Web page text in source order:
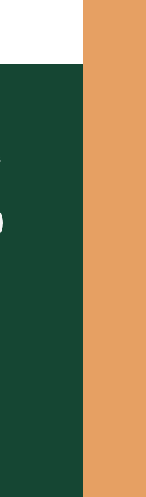
fenêtre)
Instagram
sur Youtube
nous sur